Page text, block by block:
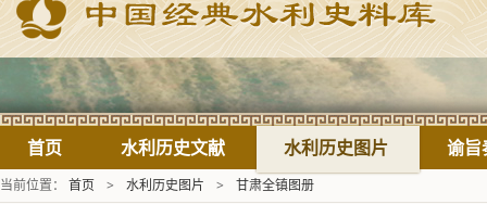
首页 水利历史文献 水利历史图片 谕旨
当前位置： 首页 > 水利历史图片 > 甘肃全镇图册